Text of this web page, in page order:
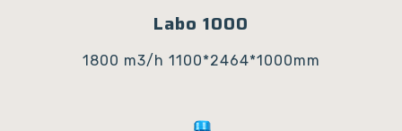
Labo 1000
1800 m3/h 1100*2464*1000mm